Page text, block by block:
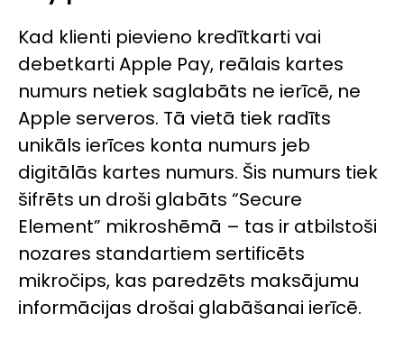
Kad klienti pievieno kredītkarti vai
debetkarti Apple Pay, reālais kartes
numurs netiek saglabāts ne ierīcē, ne
Apple serveros. Tā vietā tiek radīts
unikāls ierīces konta numurs jeb
digitālās kartes numurs. Šis numurs tiek
šifrēts un droši glabāts “Secure
Element” mikroshēmā – tas ir atbilstoši
nozares standartiem sertificēts
mikročips, kas paredzēts maksājumu
informācijas drošai glabāšanai ierīcē.